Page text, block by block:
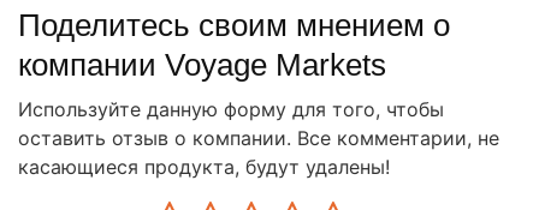
Поделитесь своим мнением о
компании Voyage Markets
Используйте данную форму для того, чтобы
оставить отзыв о компании. Все комментарии, не
касающиеся продукта, будут удалены!